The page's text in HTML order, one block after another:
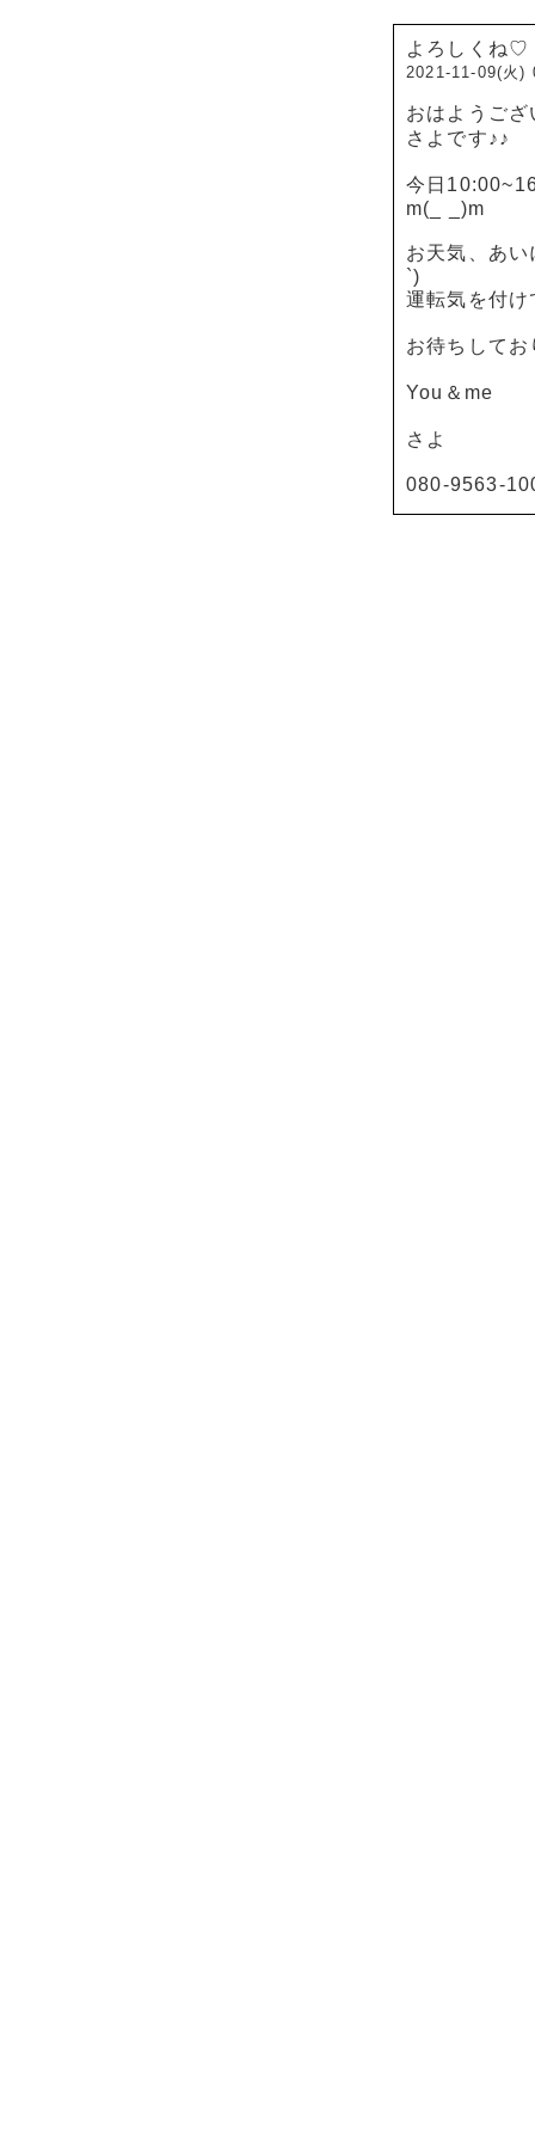
よろしくね♡
2021-11-09(火)
おはようござ
さよです♪♪
今日
m(_ _)m
お天気、あい
`)
運転気を付
お待ちして
You＆me
さよ
080-9563-